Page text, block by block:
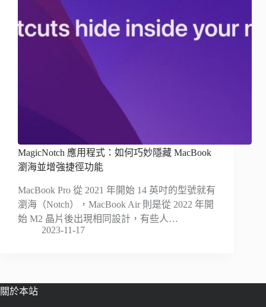
MagicNotch 應用程式：如何巧妙隱藏 MacBook
瀏海並增強捷徑功能
MacBook Pro 從 2021 年開始 14 英吋的型號就有
瀏海（Notch），MacBook Air 則是從 2022 年開
始 M2 晶片後出現相同設計，有些人…
2023-11-17
關於本站